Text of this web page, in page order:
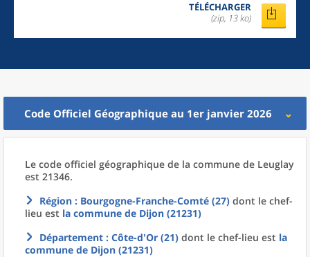
TÉLÉCHARGER
(zip, 13 ko)
Code Officiel Géographique au 1er janvier 2026
Le code officiel géographique de la commune de Leuglay
est 21346.
Région : Bourgogne-Franche-Comté (27) dont le chef-
lieu est la commune de Dijon (21231)
Département : Côte-d'Or (21) dont le chef-lieu est la
commune de Dijon (21231)